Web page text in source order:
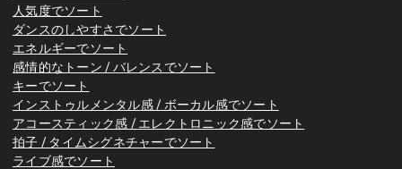
人気度でソート
ダンスのしやすさでソート
エネルギーでソート
感情的なトーン / バレンスでソート
キーでソート
インストゥルメンタル感 / ボーカル感でソート
アコースティック感 / エレクトロニック感でソート
拍子 / タイムシグネチャーでソート
ライブ感でソート